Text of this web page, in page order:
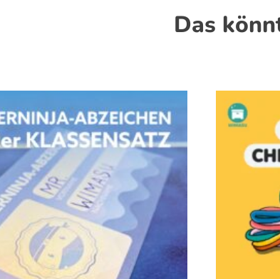
Das